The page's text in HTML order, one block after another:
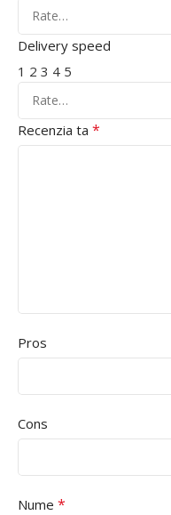
Delivery speed
1 2 3 4 5
Recenzia ta *
Pros
Cons
Nume *